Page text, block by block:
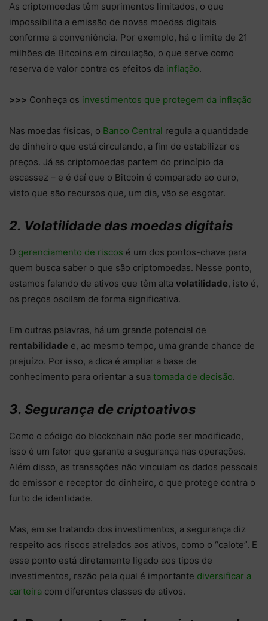
As criptomoedas têm suprimentos limitados, o que
impossibilita a emissão de novas moedas digitais
conforme a conveniência. Por exemplo, há o limite de 21
milhões de Bitcoins em circulação, o que serve como
reserva de valor contra os efeitos da inflação.
>>> Conheça os investimentos que protegem da inflação
Nas moedas físicas, o Banco Central regula a quantidade
de dinheiro que está circulando, a fim de estabilizar os
preços. Já as criptomoedas partem do princípio da
escassez – e é daí que o Bitcoin é comparado ao ouro,
visto que são recursos que, um dia, vão se esgotar.
2. Volatilidade das moedas digitais
O gerenciamento de riscos é um dos pontos-chave para
quem busca saber o que são criptomoedas. Nesse ponto,
estamos falando de ativos que têm alta volatilidade, isto é,
os preços oscilam de forma significativa.
Em outras palavras, há um grande potencial de
rentabilidade e, ao mesmo tempo, uma grande chance de
prejuízo. Por isso, a dica é ampliar a base de
conhecimento para orientar a sua tomada de decisão.
3. Segurança de criptoativos
Como o código do blockchain não pode ser modificado,
isso é um fator que garante a segurança nas operações.
Além disso, as transações não vinculam os dados pessoais
do emissor e receptor do dinheiro, o que protege contra o
furto de identidade.
Mas, em se tratando dos investimentos, a segurança diz
respeito aos riscos atrelados aos ativos, como o “calote”. E
esse ponto está diretamente ligado aos tipos de
investimentos, razão pela qual é importante diversificar a
carteira com diferentes classes de ativos.